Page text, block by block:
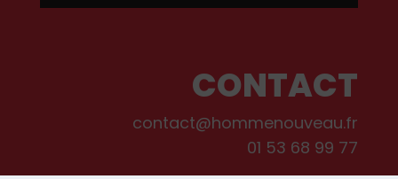
CONTACT
contact@hommenouveau.fr
01 53 68 99 77